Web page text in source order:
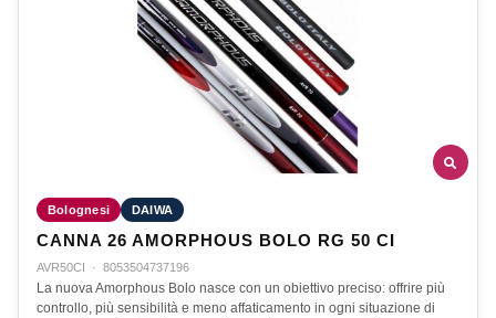
Bolognesi DAIWA
CANNA 26 AMORPHOUS BOLO RG 50 CI
AVR50CI · 8053504737196
La nuova Amorphous Bolo nasce con un obiettivo preciso: offrire più
controllo, più sensibilità e meno affaticamento in ogni situazione di